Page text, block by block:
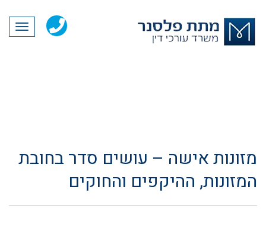
מזונות אישה – עושים סדר בחובת
המזונות, ההיקפים והחוקים